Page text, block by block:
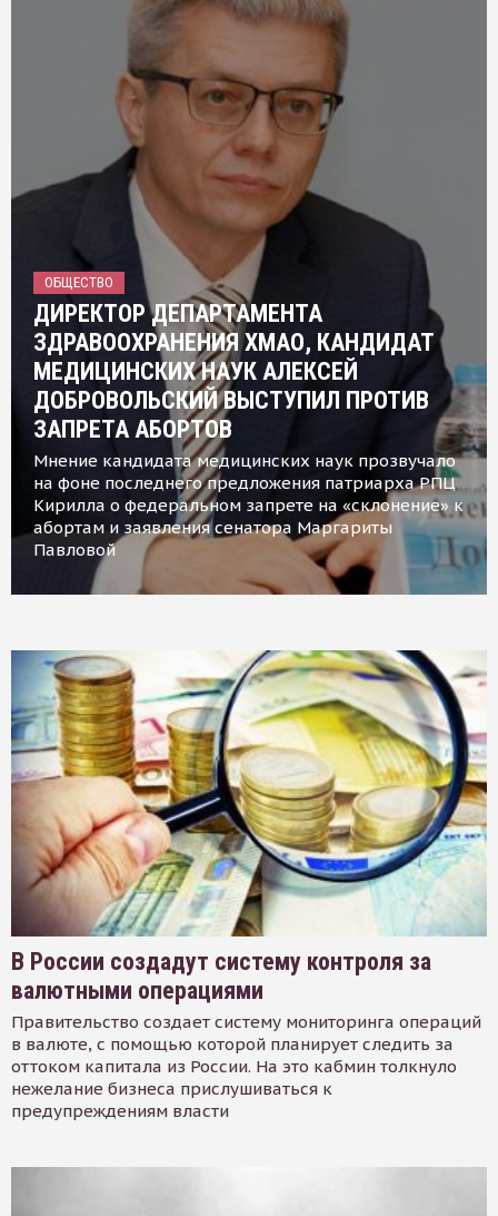
ОБЩЕСТВО
ДИРЕКТОР ДЕПАРТАМЕНТА
ЗДРАВООХРАНЕНИЯ ХМАО, КАНДИДАТ
МЕДИЦИНСКИХ НАУК АЛЕКСЕЙ
ДОБРОВОЛЬСКИЙ ВЫСТУПИЛ ПРОТИВ
ЗАПРЕТА АБОРТОВ
Мнение кандидата медицинских наук прозвучало
на фоне последнего предложения патриарха РПЦ
Кирилла о федеральном запрете на «склонение» к
абортам и заявления сенатора Маргариты
Павловой
В России создадут систему контроля за
валютными операциями
Правительство создает систему мониторинга операций
в валюте, с помощью которой планирует следить за
оттоком капитала из России. На это кабмин толкнуло
нежелание бизнеса прислушиваться к
предупреждениям власти